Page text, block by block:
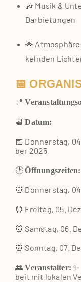
🎶 Musik &
Dar­bie­tun­gen
🌟
keln­den
📅
📍
📆Datum:
📅 Don­ners­tag,
ber 2025
🕑Öff­nungs­zei­ten:
⏰ Don­ners­tag,
⏰ Frei­tag, 05.
⏰ Sams­tag, 06.
⏰ Sonn­tag, 07.
👥Ver­an­stal­ter:
beit mit loka­len